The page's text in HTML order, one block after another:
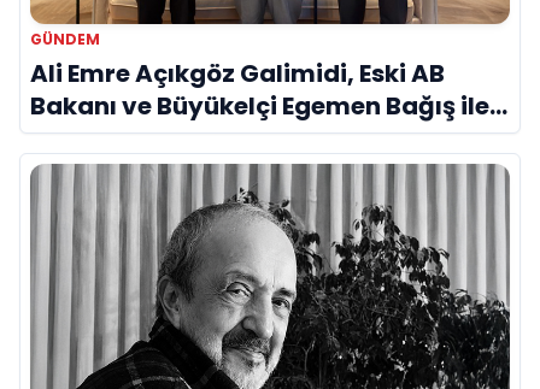
GÜNDEM
Ali Emre Açıkgöz Galimidi, Eski AB
Bakanı ve Büyükelçi Egemen Bağış ile
Bir Araya Geldi